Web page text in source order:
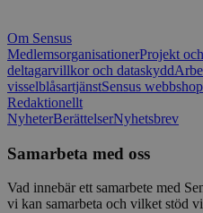
Om Sensus
MedlemsorganisationerProjekt
deltagarvillkor och dataskydd
visselblåsartjänstSensus webbshop
Redaktionellt
NyheterBerättelserNyhetsbrev
Samarbeta med oss
Vad innebär ett samarbete med
vi kan samarbeta och vilket stöd